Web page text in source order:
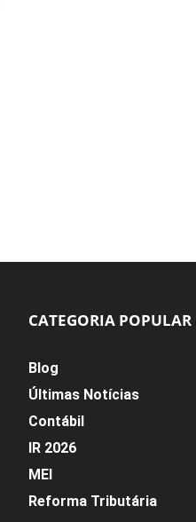
CATEGORIA POPULAR
Blog
Últimas Notícias
Contábil
IR 2026
MEI
Reforma Tributária